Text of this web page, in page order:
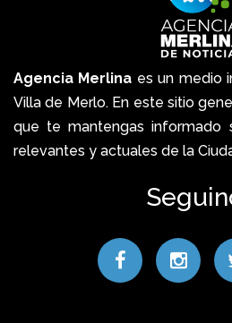
Agencia Merlina es un medio
Villa de Merlo. En este sitio
que te mantengas informado
relevantes y actuales de la